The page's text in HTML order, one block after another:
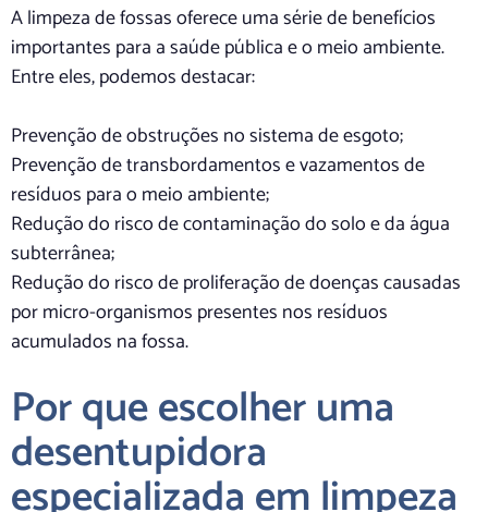
A limpeza de fossas oferece uma série de benefícios
importantes para a saúde pública e o meio ambiente.
Entre eles, podemos destacar:
Prevenção de obstruções no sistema de esgoto;
Prevenção de transbordamentos e vazamentos de
resíduos para o meio ambiente;
Redução do risco de contaminação do solo e da água
subterrânea;
Redução do risco de proliferação de doenças causadas
por micro-organismos presentes nos resíduos
acumulados na fossa.
Por que escolher uma
desentupidora